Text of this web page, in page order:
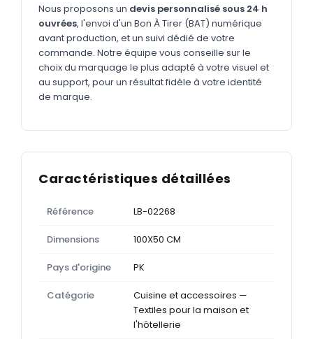
Verres & déjeuner
Technologie
Vêtements
Outils & porte-clés
Nous proposons un devis personnalisé sous 24 h
ouvrées, l'envoi d'un Bon À Tirer (BAT) numérique
avant production, et un suivi dédié de votre
commande. Notre équipe vous conseille sur le
choix du marquage le plus adapté à votre visuel et
au support, pour un résultat fidèle à votre identité
de marque.
Caractéristiques détaillées
Référence LB-02268
Dimensions 100X50 CM
Pays d'origine PK
Catégorie
Cuisine et accessoires —
Textiles pour la maison et
l'hôtellerie